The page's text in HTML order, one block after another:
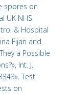
spores on
UK NHS
& Hospital
Fijan and
a Possible
Int. J.
Test
on